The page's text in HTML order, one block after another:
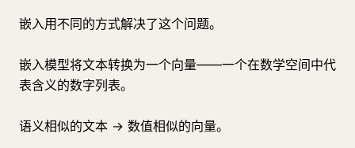
嵌入用不同的方式解决了这个问题。
嵌入模型将文本转换为一个向量——一个在数学空间中代
表含义的数字列表。
语义相似的文本 → 数值相似的向量。